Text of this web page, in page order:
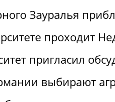
Зауралья
проходит
пригласил
выбирают